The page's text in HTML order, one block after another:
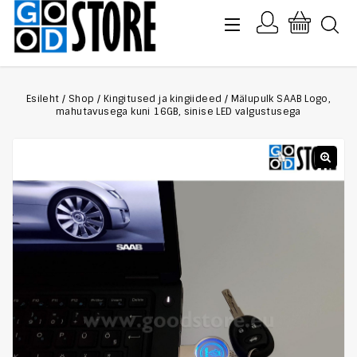
Esileht / Shop / Kingitused ja kingiideed / Mälupulk SAAB Logo,
mahutavusega kuni 16GB, sinise LED valgustusega